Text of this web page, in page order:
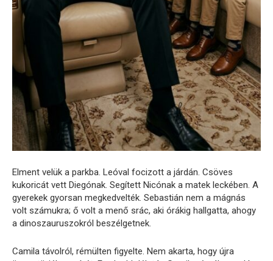
Elment velük a parkba. Leóval focizott a járdán. Csöves
kukoricát vett Diegónak. Segített Nicónak a matek leckében. A
gyerekek gyorsan megkedvelték. Sebastián nem a mágnás
volt számukra; ő volt a menő srác, aki órákig hallgatta, ahogy
a dinoszauruszokról beszélgetnek.
Camila távolról, rémülten figyelte. Nem akarta, hogy újra